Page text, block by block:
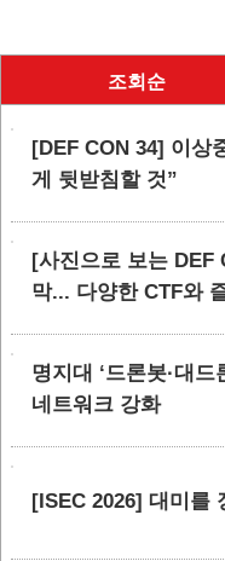
조회순
[DEF CON 34] 이상
게 뒷받침할 것”
[사진으로 보는 DEF
막... 다양한 CTF와
명지대 ‘드론봇·대
네트워크 강화
[ISEC 2026] 대미를